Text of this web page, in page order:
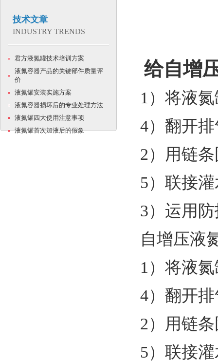
技术文章
INDUSTRY TRENDS
君方液氮罐技术培训方案
液氮容器产品的关键部件质量评
价
液氮罐安装实施方案
液氮容器损坏后的专业处理方法
液氮罐四大使用注意事项
液氮罐首次加液后的假象
给自增
1）将液
4）翻开
2）用链
5）联接
3）运用
自增压液
1）将液
4）翻开
2）用链
5）联接